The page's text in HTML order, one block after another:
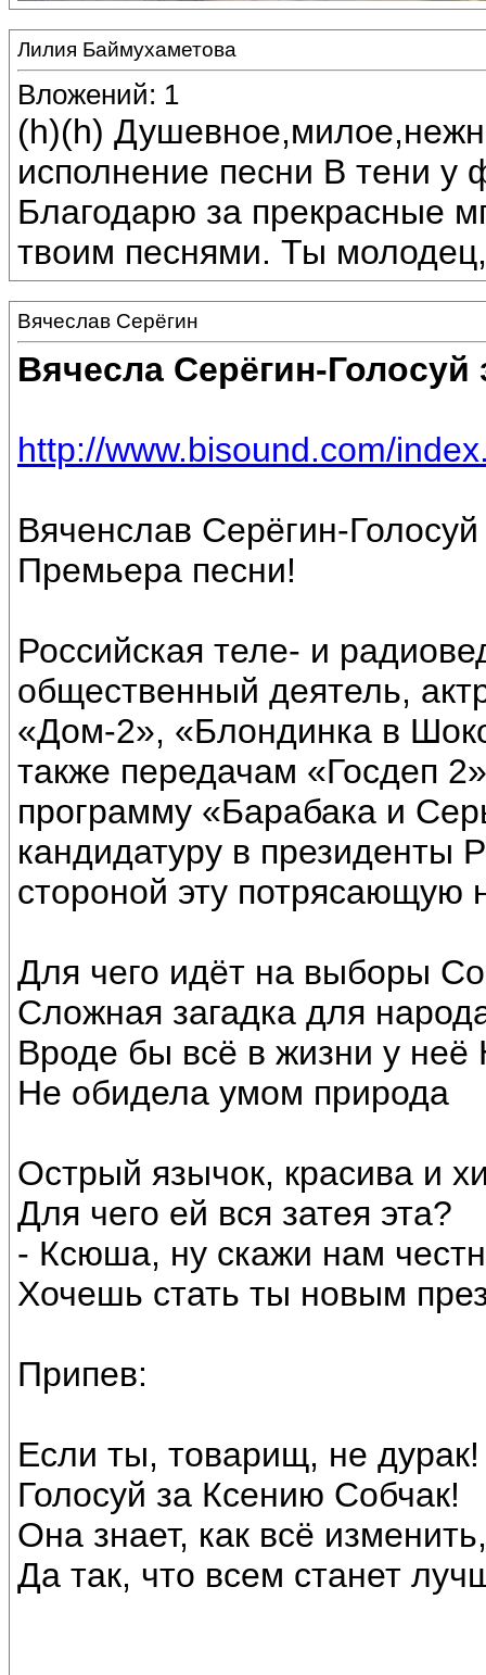
Лилия Баймухаметова
Вложений: 1
(h)(h)
исполнение песни В тени
Благодарю за прекрасные
твоим песнями. Ты
Вячеслав Серёгин
Вячесла Серёгин-
http://www.bisound.com/
Вяченслав Серёгин-
Премьера песни!
Российская теле- и
общественный деятель,
«Дом-2», «Блондинка в
также передачам «Госдеп
программу «Барабака и
кандидатуру в президенты
стороной эту потрясающую
Для чего идёт на выборы
Сложная загадка для
Вроде бы всё в жизни у
Не обидела умом природа
Острый язычок, красива и
Для чего ей вся затея эта?
- Ксюша, ну скажи нам
Хочешь стать ты новым
Припев:
Если ты, товарищ, не дурак!
Голосуй за Ксению Собчак!
Она знает, как всё изменить,
Да так, что всем станет